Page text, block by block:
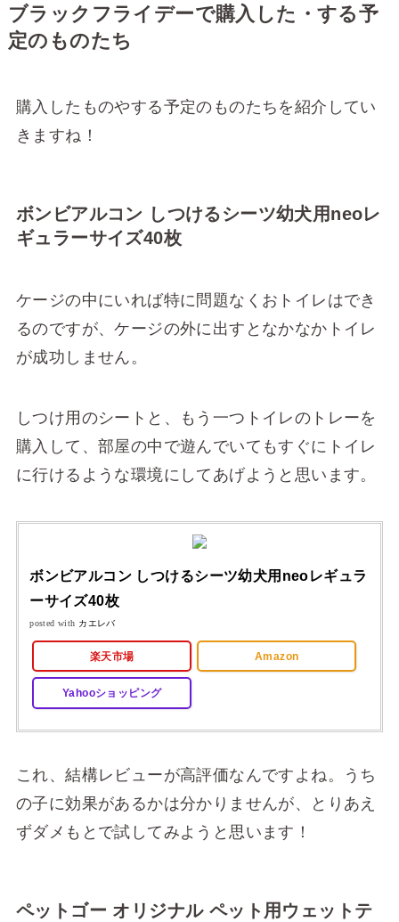
ブラックフライデーで購入した・する予
定のものたち
購入したものやする予定のものたちを紹介してい
きますね！
ボンビアルコン しつけるシーツ幼犬用neoレ
ギュラーサイズ40枚
ケージの中にいれば特に問題なくおトイレはでき
るのですが、ケージの外に出すとなかなかトイレ
が成功しません。
しつけ用のシートと、もう一つトイレのトレーを
購入して、部屋の中で遊んでいてもすぐにトイレ
に行けるような環境にしてあげようと思います。
ボンビアルコン しつけるシーツ幼犬用neoレギュラ
ーサイズ40枚
posted with カエレバ
楽天市場 Amazon
Yahooショッピング
これ、結構レビューが高評価なんですよね。うち
の子に効果があるかは分かりませんが、とりあえ
ずダメもとで試してみようと思います！
ペットゴー オリジナル ペット用ウェットテ